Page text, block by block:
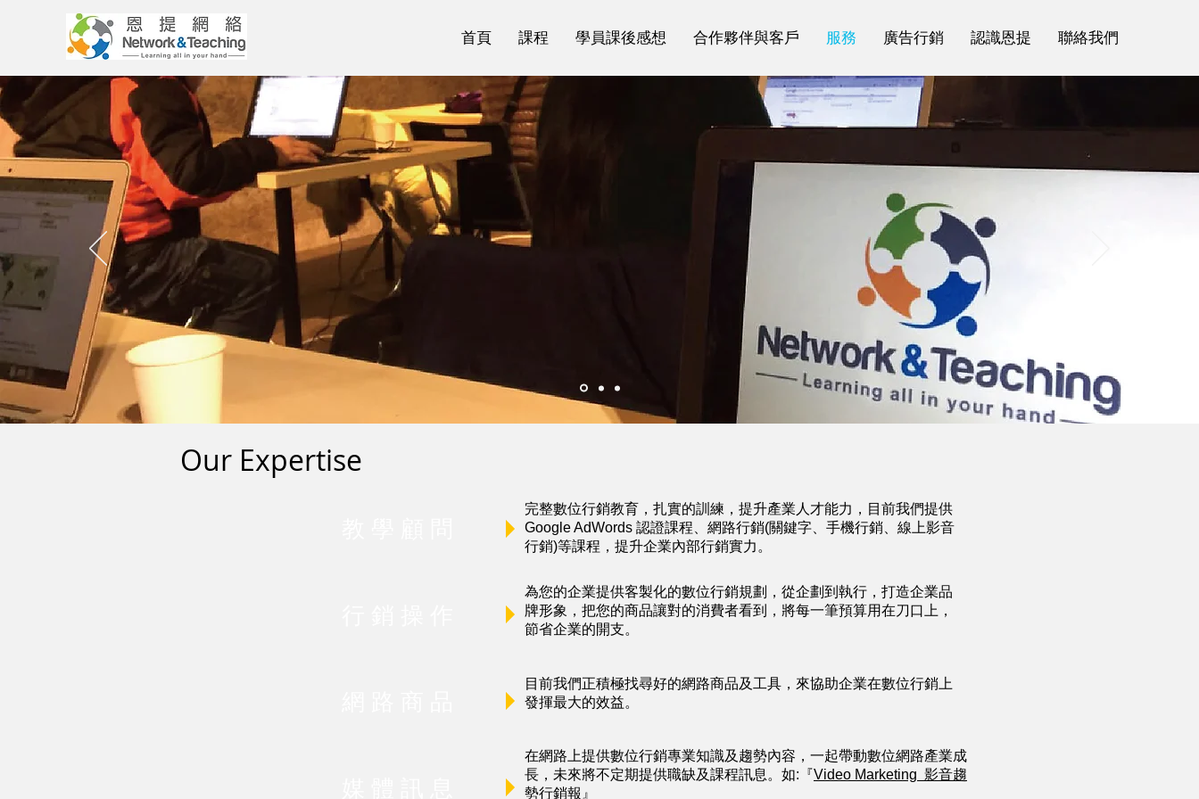
首頁 課程 學員課後感想 合作夥伴與客戶 服務 廣告行銷 認識恩提 聯絡我們
Our Expertise
完整數位行銷教育，扎實的訓練，提升產業人才能力，目前我們提供
Google AdWords 認證課程、網路行銷(關鍵字、手機行銷、線上影音
行銷)等課程，提升企業內部行銷實力。
為您的企業提供客製化的數位行銷規劃，從企劃到執行，打造企業品
牌形象，把您的商品讓對的消費者看到，將每一筆預算用在刀口上，
節省企業的開支。
目前我們正積極找尋好的網路商品及工具，來協助企業在數位行銷上
發揮最大的效益。
在網路上提供數位行銷專業知識及趨勢內容，一起帶動數位網路產業成
長，未來將不定期提供職缺及課程訊息。如:『Video Marketing 影音趨
勢行銷報 』